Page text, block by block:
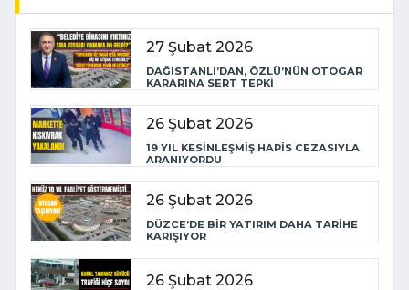
27 Şubat 2026
DAĞISTANLI’DAN, ÖZLÜ’NÜN OTOGAR
KARARINA SERT TEPKİ
26 Şubat 2026
19 YIL KESİNLEŞMİŞ HAPİS CEZASIYLA
ARANIYORDU
26 Şubat 2026
DÜZCE’DE BİR YATIRIM DAHA TARİHE
KARIŞIYOR
26 Şubat 2026